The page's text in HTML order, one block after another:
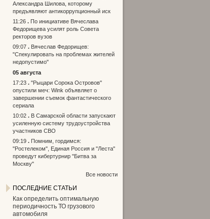
Александра Шилова, которому
предъявляют антикоррупционный иск
11:26
По инициативе Вячеслава
Федорищева усилят роль Совета
ректоров вузов
09:07
Вячеслав Федорищев:
"Спекулировать на проблемах жителей
недопустимо"
05 августа
17:23
"Рыцари Сорока Островов"
опустили меч: Wink объявляет о
завершении съемок фантастического
сериала
10:02
В Самарской области запускают
усиленную систему трудоустройства
участников СВО
09:19
Помним, гордимся:
"Ростелеком", Единая Россия и "Леста"
проведут кибертурнир "Битва за
Москву"
Все новости
ПОСЛЕДНИЕ СТАТЬИ
Как определить оптимальную
периодичность ТО грузового
автомобиля